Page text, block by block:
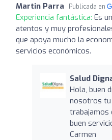
Martin Parra Publicada en
Experiencia fantástica: Es
atentos y muy
que apoya mucho la
servicios económicos.
Salud
Hola, buen
nosotros tu
trabajamos
buen
Carmen